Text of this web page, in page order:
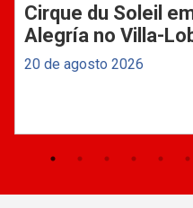
Cirque du Soleil
Alegría no Villa-
20 de agosto 2026